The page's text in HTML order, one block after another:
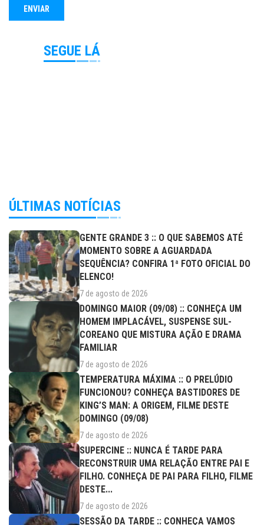
SEGUE LÁ
ÚLTIMAS NOTÍCIAS
GENTE GRANDE 3 :: O QUE SABEMOS ATÉ
MOMENTO SOBRE A AGUARDADA
SEQUÊNCIA? CONFIRA 1ª FOTO OFICIAL DO
ELENCO!
7 de agosto de 2026
DOMINGO MAIOR (09/08) :: CONHEÇA UM
HOMEM IMPLACÁVEL, SUSPENSE SUL-
COREANO QUE MISTURA AÇÃO E DRAMA
FAMILIAR
7 de agosto de 2026
TEMPERATURA MÁXIMA :: O PRELÚDIO
FUNCIONOU? CONHEÇA BASTIDORES DE
KING’S MAN: A ORIGEM, FILME DESTE
DOMINGO (09/08)
7 de agosto de 2026
SUPERCINE :: NUNCA É TARDE PARA
RECONSTRUIR UMA RELAÇÃO ENTRE PAI E
FILHO. CONHEÇA DE PAI PARA FILHO, FILME
DESTE...
7 de agosto de 2026
SESSÃO DA TARDE :: CONHEÇA VAMOS